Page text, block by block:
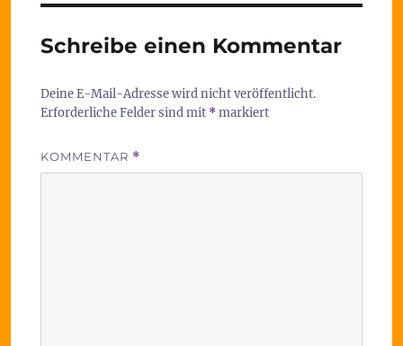
Schreibe einen Kommentar
Deine E-Mail-Adresse wird nicht veröffentlicht.
Erforderliche Felder sind mit *markiert
KOMMENTAR *